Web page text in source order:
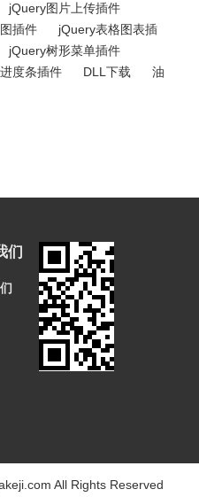
jQuery图片上传插件
插件
jQuery表格图表插
jQuery树形菜单插件
度条插件 DLL下载
油
们
All Rights Reserved